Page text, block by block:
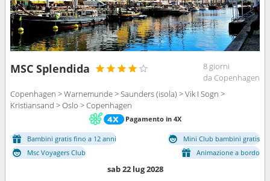
MSC Splendida
8 giorni
da Copenhagen
Copenhagen > Warnemunde > Saunders (isola) > Vik I Sogn >
Kristiansand > Oslo > Copenhagen
Pagamento in 4X
Bambini gratis fino a 12 anni
Mini Club bambini gratis
Msc Voyagers Club
Animazione a bordo
sab 22 lug 2028